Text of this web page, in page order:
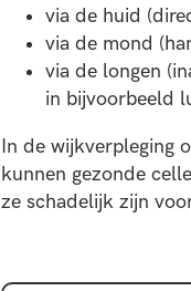
via de huid
via de mond
via de longen
in bijvoorbeeld
In de wijkverpleging
kunnen gezonde
ze schadelijk zijn